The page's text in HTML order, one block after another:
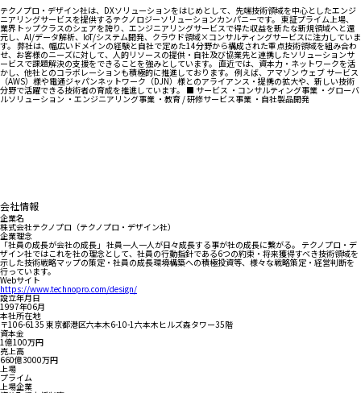
テクノプロ・デザイン社は、DXソリューションをはじめとして、先端技術領域を中心としたエンジ
ニアリングサービスを提供するテクノロジーソリューションカンパニーです。 東証プライム上場、
業界トップクラスのシェアを誇り、エンジニアリングサービスで得た収益を新たな新規領域へと還
元し、AI/データ解析、IoT/システム開発、クラウド領域×コンサルティングサービスに注力していま
す。 弊社は、幅広いドメインの経験と自社で定めた14分野から構成された重点技術領域を組み合わ
せ、お客様のニーズに対して、人的リソースの提供・自社及び協業先と連携したソリューションサ
ービスで課題解決の支援をできることを強みとしています。 直近では、資本力・ネットワークを活
かし、他社とのコラボレーションも積極的に推進しております。 例えば、アマゾン ウェブ サービス
（AWS）様や電通ジャパンネットワーク（DJN）様とのアライアンス・提携の拡大や、新しい技術
分野で活躍できる技術者の育成を推進しています。 ■ サービス ・コンサルティング事業 ・グローバ
ルソリューション ・エンジニアリング事業 ・教育 / 研修サービス事業 ・自社製品開発
会社情報
企業名
株式会社テクノプロ（テクノプロ・デザイン社）
企業理念
「社員の成長が会社の成長」 社員一人一人が日々成長する事が社の成長に繋がる。 テクノプロ・デ
ザイン社ではこれを社の理念として、社員の行動指針である6つの約束・将来獲得すべき技術領域を
示した技術戦略マップの策定・社員の成長環境構築への積極投資等、様々な戦略策定・経営判断を
行っています。
Webサイト
https://www.technopro.com/design/
設立年月日
1997年06月
本社所在地
〒106-6135 東京都港区六本木6-10-1六本木ヒルズ森タワー35階
資本金
1億100万円
売上高
660億3000万円
上場
プライム
上場企業